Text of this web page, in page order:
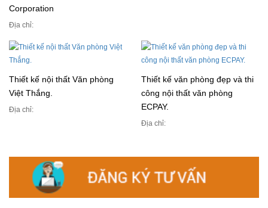
Corporation
Địa chỉ:
Thiết kế nội thất Văn phòng
Việt Thắng.
Địa chỉ:
Thiết kế văn phòng đẹp và thi
công nội thất văn phòng
ECPAY.
Địa chỉ: